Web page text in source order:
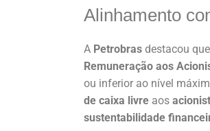
Alinhamento
A Petrobras destacou
Remuneração aos
ou inferior ao nível
de caixa livre aos
sustentabilidade